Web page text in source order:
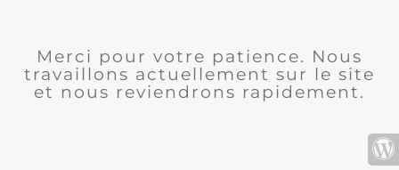
Merci pour votre patience. Nous
travaillons actuellement sur le site
et nous reviendrons rapidement.